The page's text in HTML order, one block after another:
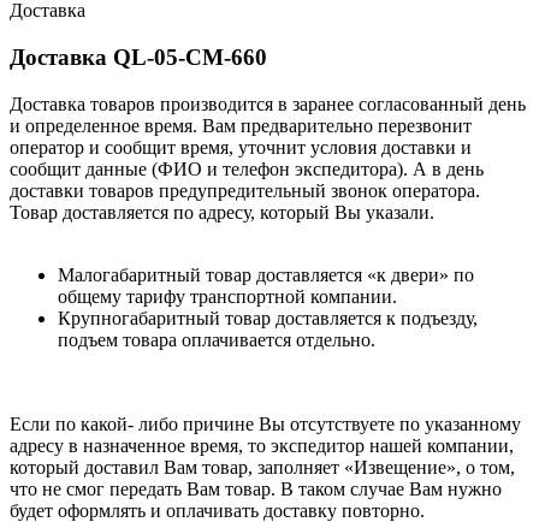
Доставка
Доставка QL-05-CM-660
Доставка товаров производится в заранее согласованный день
и определенное время. Вам предварительно перезвонит
оператор и сообщит время, уточнит условия доставки и
сообщит данные (ФИО и телефон экспедитора). А в день
доставки товаров предупредительный звонок оператора.
Товар доставляется по адресу, который Вы указали.
Малогабаритный товар доставляется «к двери» по
общему тарифу транспортной компании.
Крупногабаритный товар доставляется к подъезду,
подъем товара оплачивается отдельно.
Если по какой- либо причине Вы отсутствуете по указанному
адресу в назначенное время, то экспедитор нашей компании,
который доставил Вам товар, заполняет «Извещение», о том,
что не смог передать Вам товар. В таком случае Вам нужно
будет оформлять и оплачивать доставку повторно.